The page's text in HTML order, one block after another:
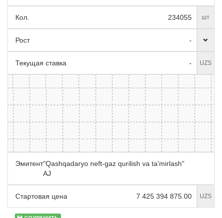
Кол. 234055 шт
Рост -
Текущая ставка - UZS
Эмитент"Qashqadaryo neft-gaz qurilish va ta'mirlash"
AJ
Стартовая цена 7 425 394 875.00 UZS